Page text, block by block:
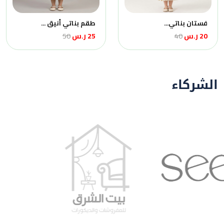
فستان بناتي...
20 ر.س 40
طقم بناتي أنيق ...
25 ر.س 50
الشركاء